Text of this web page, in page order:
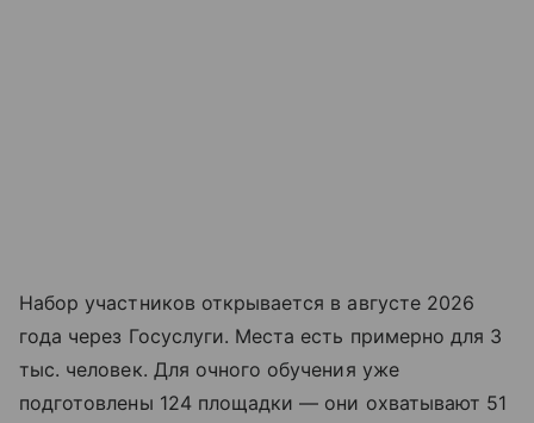
Набор участников открывается в августе 2026
года через Госуслуги. Места есть примерно для 3
тыс. человек. Для очного обучения уже
подготовлены 124 площадки — они охватывают 51